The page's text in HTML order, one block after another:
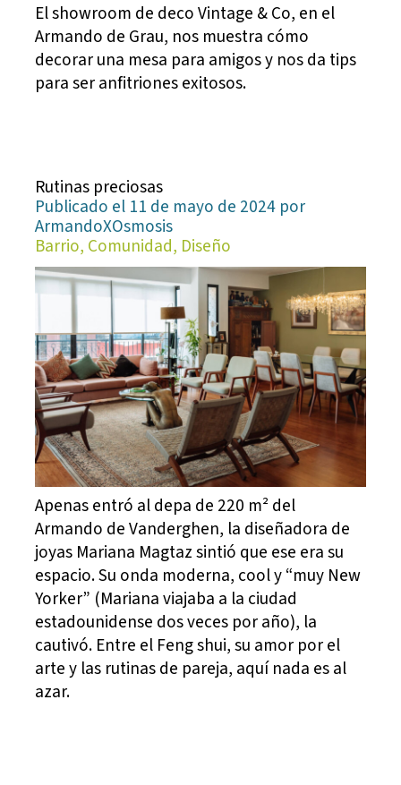
El showroom de deco Vintage & Co, en el
Armando de Grau, nos muestra cómo
decorar una mesa para amigos y nos da tips
para ser anfitriones exitosos.
Rutinas preciosas
Publicado el 11 de mayo de 2024 por
ArmandoXOsmosis
Barrio, Comunidad, Diseño
Apenas entró al depa de 220 m² del
Armando de Vanderghen, la diseñadora de
joyas Mariana Magtaz sintió que ese era su
espacio. Su onda moderna, cool y “muy New
Yorker” (Mariana viajaba a la ciudad
estadounidense dos veces por año), la
cautivó. Entre el Feng shui, su amor por el
arte y las rutinas de pareja, aquí nada es al
azar.